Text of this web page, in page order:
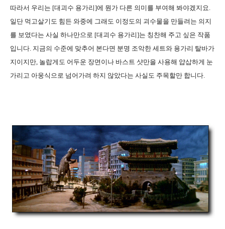
따라서 우리는 [대괴수 용가리]에 뭔가 다른 의미를 부여해 봐야겠지요.
일단 먹고살기도 힘든 와중에 그래도 이정도의 괴수물을 만들려는 의지
를 보였다는 사실 하나만으로 [대괴수 용가리]는 칭찬해 주고 싶은 작품
입니다. 지금의 수준에 맞추어 본다면 분명 조악한 세트와 용가리 탈바가
지이지만, 놀랍게도 어두운 장면이나 바스트 샷만을 사용해 얍삽하게 눈
가리고 아웅식으로 넘어가려 하지 않았다는 사실도 주목할만 합니다.